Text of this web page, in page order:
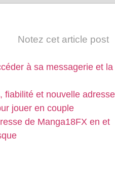
Notez cet article post
à sa messagerie et la
fiabilité et nouvelle adresse
jouer en couple
de Manga18FX en et